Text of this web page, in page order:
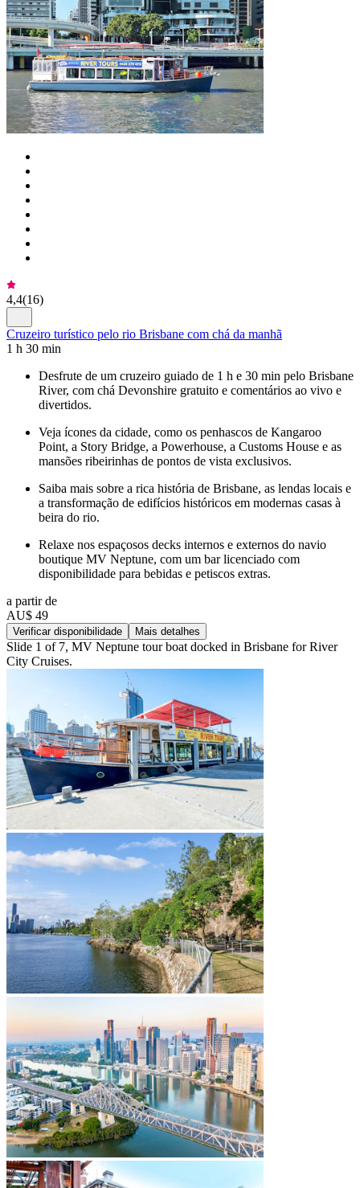
4,4(16)
Cruzeiro turístico pelo rio Brisbane com chá da manhã
1 h 30 min
Desfrute de um cruzeiro guiado de 1 h e 30 min pelo Brisbane
River, com chá Devonshire gratuito e comentários ao vivo e
divertidos.
Veja ícones da cidade, como os penhascos de Kangaroo
Point, a Story Bridge, a Powerhouse, a Customs House e as
mansões ribeirinhas de pontos de vista exclusivos.
Saiba mais sobre a rica história de Brisbane, as lendas locais e
a transformação de edifícios históricos em modernas casas à
beira do rio.
Relaxe nos espaçosos decks internos e externos do navio
boutique MV Neptune, com um bar licenciado com
disponibilidade para bebidas e petiscos extras.
a partir de
AU$ 49
Verificar disponibilidade Mais detalhes
Slide 1 of 7, MV Neptune tour boat docked in Brisbane for River
City Cruises.